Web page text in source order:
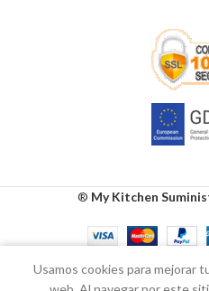
® My Kitchen
Usamos cookies para mejorar
Lista de deseos
CarritoMi cuenta